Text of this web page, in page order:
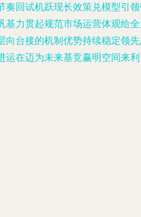
回试机跃现长效策兑模型引
力贯起规范市场运营体观给全
台接的机制优势持续稳定领
运在迈为未来基竞赢明空间来利